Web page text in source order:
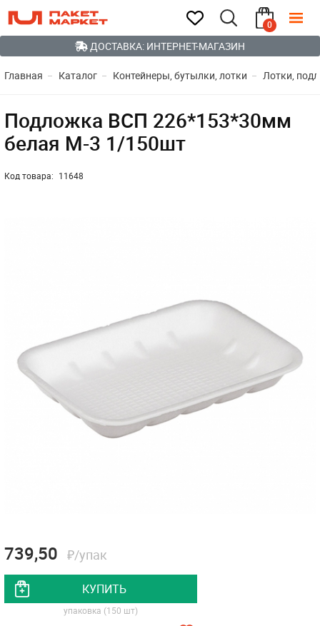
0
ДОСТАВКА: ИНТЕРНЕТ-МАГАЗИН
Главная Каталог Контейнеры, бутылки, лотки Лотки,
Подложка ВСП 226*153*30мм
белая М-3 1/150шт
Код товара: 11648
739,50 ₽/упак
КУПИТЬ
упаковка (150 шт)